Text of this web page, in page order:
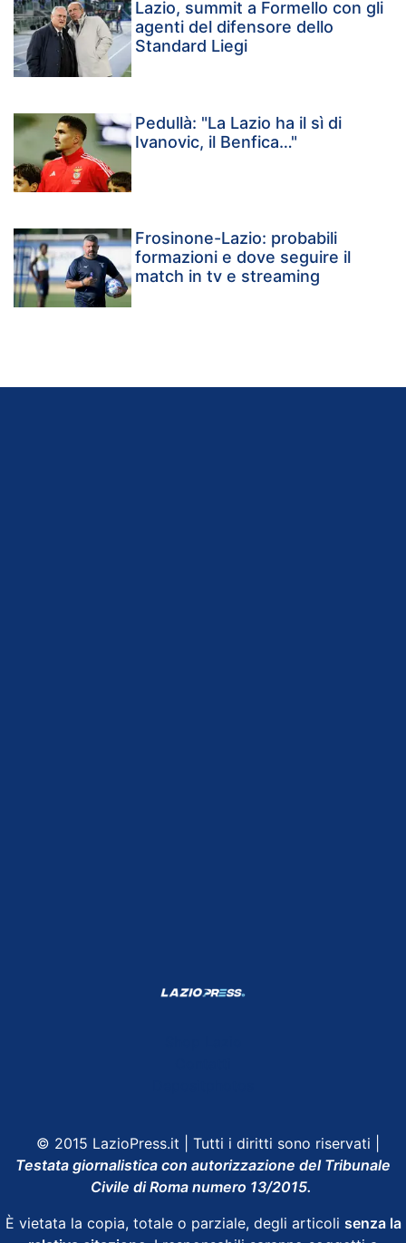
Lazio, summit a Formello con gli
agenti del difensore dello
Standard Liegi
Pedullà: "La Lazio ha il sì di
Ivanovic, il Benfica…"
Frosinone-Lazio: probabili
formazioni e dove seguire il
match in tv e streaming
© 2015 LazioPress.it | Tutti i diritti sono riservati |
Testata giornalistica con autorizzazione del Tribunale
Civile di Roma numero 13/2015.
È vietata la copia, totale o parziale, degli articoli senza la